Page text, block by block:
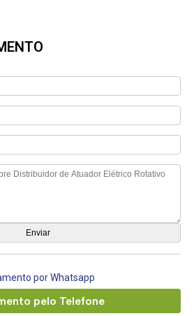
por Whatsapp
pelo Telefone